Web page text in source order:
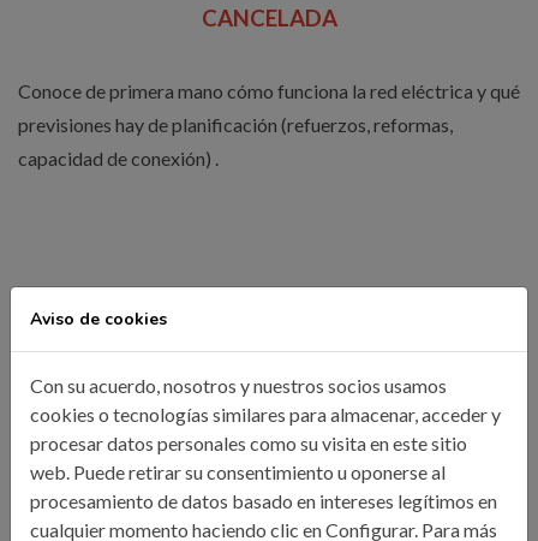
CANCELADA
Conoce de primera mano cómo funciona la red eléctrica y qué
previsiones hay de planificación (refuerzos, reformas,
capacidad de conexión) .
Aviso de cookies
Con su acuerdo, nosotros y nuestros socios usamos
cookies o tecnologías similares para almacenar, acceder y
procesar datos personales como su visita en este sitio
web. Puede retirar su consentimiento u oponerse al
procesamiento de datos basado en intereses legítimos en
cualquier momento haciendo clic en Configurar. Para más